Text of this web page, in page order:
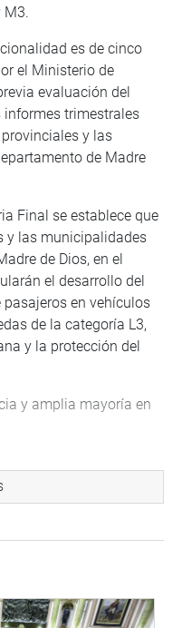
M3.
es de cinco
el Ministerio de
evaluación del
trimestrales
y las
de Madre
Final se establece que
y las municipalidades
de Dios, en el
el desarrollo del
en vehículos
de la categoría L3,
y la protección del
y amplia mayoría en
del
IMAGEN